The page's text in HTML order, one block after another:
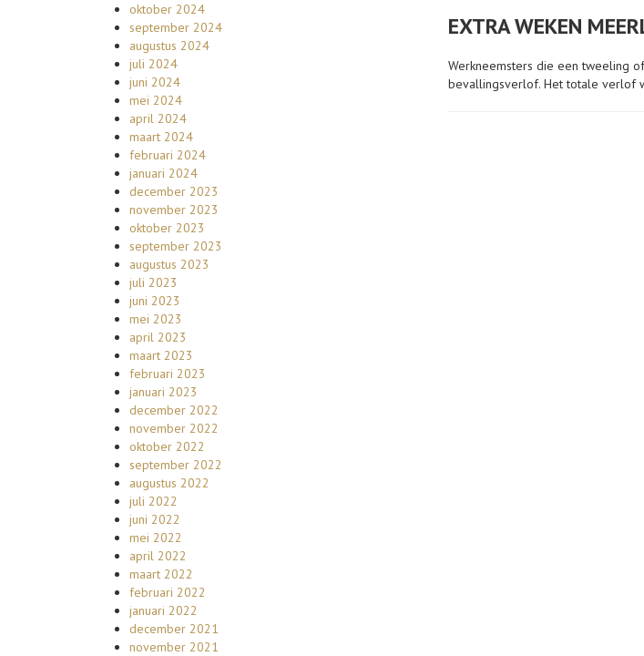
oktober 2024
september 2024
augustus 2024
juli 2024
juni 2024
mei 2024
april 2024
maart 2024
februari 2024
januari 2024
december 2023
november 2023
oktober 2023
september 2023
augustus 2023
juli 2023
juni 2023
mei 2023
april 2023
maart 2023
februari 2023
januari 2023
december 2022
november 2022
oktober 2022
september 2022
augustus 2022
juli 2022
juni 2022
mei 2022
april 2022
maart 2022
februari 2022
januari 2022
december 2021
november 2021
EXTRA WEKEN
Werkneemsters die een tweeling
bevallingsverlof. Het totale verlof